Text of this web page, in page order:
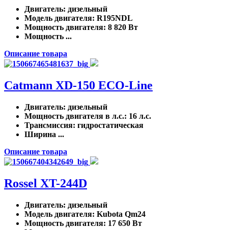
Двигатель: дизельный
Модель двигателя: R195NDL
Мощность двигателя: 8 820 Вт
Мощность ...
Описание товара
Catmann XD-150 ECO-Line
Двигатель: дизельный
Мощность двигателя в л.с.: 16 л.с.
Трансмиссия: гидростатическая
Ширина ...
Описание товара
Rossel XT-244D
Двигатель: дизельный
Модель двигателя: Kubota Qm24
Мощность двигателя: 17 650 Вт